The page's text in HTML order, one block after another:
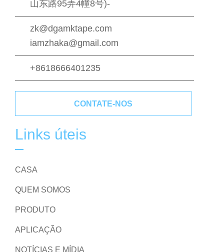
山东路95弄4幢8号)-
zk@dgamktape.com
iamzhaka@gmail.com
+8618666401235
CONTATE-NOS
Links úteis
CASA
QUEM SOMOS
PRODUTO
APLICAÇÃO
NOTÍCIAS E MÍDIA